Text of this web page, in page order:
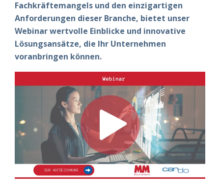
Fachkräftemangels und den einzigartigen
Anforderungen dieser Branche, bietet unser
Webinar wertvolle Einblicke und innovative
Lösungsansätze, die Ihr Unternehmen
voranbringen können.